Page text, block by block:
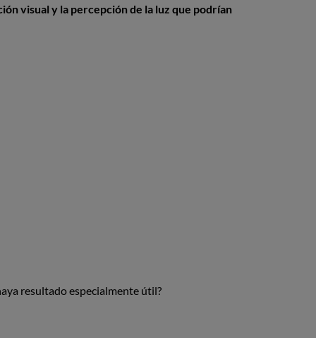
visual y la percepción de la luz que podrían
resultado especialmente útil?